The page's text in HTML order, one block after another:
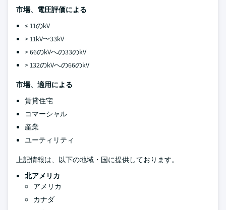
市場、電圧評価による
≤ 11のkV
> 11kV〜33kV
> 66のkVへの33のkV
> 132のkVへの66のkV
市場、適用による
賃貸住宅
コマーシャル
産業
ユーティリティ
上記情報は、以下の地域・国に提供しております。
北アメリカ
アメリカ
カナダ